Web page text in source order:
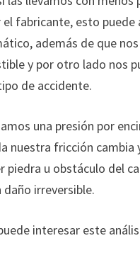
fabricante, esto puede
además de que
y por otro lado nos
de accidente.
una presión por
nuestra fricción cambia
piedra u obstáculo del
daño irreversible.
interesar este